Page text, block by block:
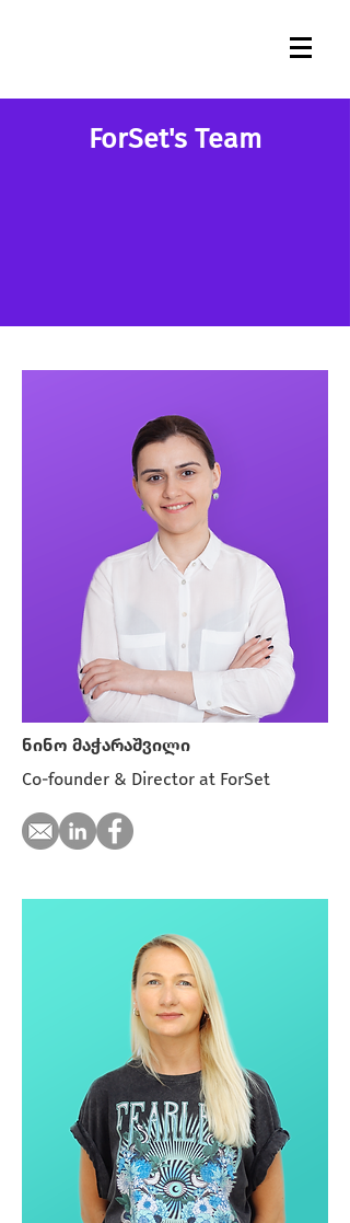
ForSet's Team
ნინო მაჭარაშვილი
Co-founder & Director at ForSet